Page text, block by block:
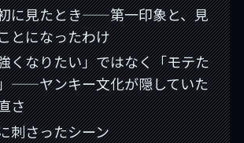
に見たとき——第一印象と、見
とになったわけ
くなりたい」ではなく「モテた
——ヤンキー文化が隠していた
さ
刺さったシーン